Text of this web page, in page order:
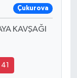
Çukurova
KAVŞAĞI